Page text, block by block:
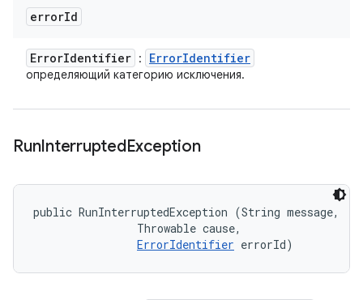
errorId
ErrorIdentifier : ErrorIdentifier
определяющий категорию исключения.
RunInterruptedException
public RunInterruptedException (String message,
                Throwable cause,
ErrorIdentifier errorId)